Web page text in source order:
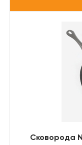
Сковорода